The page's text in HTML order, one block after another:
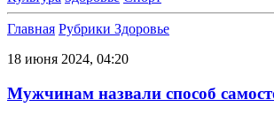
Главная Рубрики Здоровье
18 июня 2024, 04:20
Мужчинам назвали способ